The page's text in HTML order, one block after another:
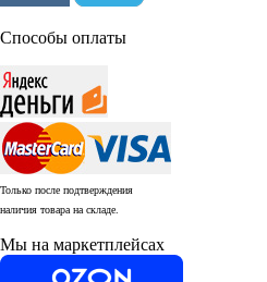
Способы оплаты
Только после подтверждения
наличия товара на складе.
Мы на маркетплейсах